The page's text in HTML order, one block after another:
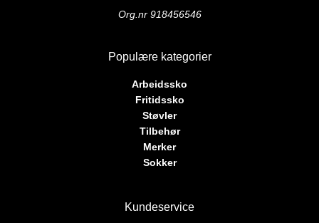
produktsiden
Org.nr 918456546
Populære kategorier
Arbeidssko
Fritidssko
Støvler
Tilbehør
Merker
Sokker
Kundeservice